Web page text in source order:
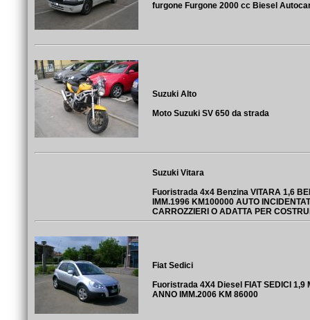
furgone Furgone 2000 cc Biesel
Suzuki Alto
Moto Suzuki SV 650 da strada
Suzuki Vitara
Fuoristrada 4x4 Benzina VITARA 1,6
IMM.1996 KM100000 AUTO
CARROZZIERI O ADATTA PER
Fiat Sedici
Fuoristrada 4X4 Diesel FIAT SEDICI 1,9
ANNO IMM.2006 KM 86000